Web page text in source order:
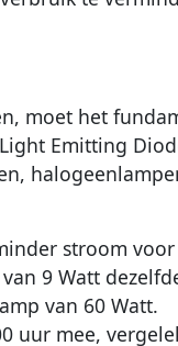
moet het
Emitting
stroom
9 Watt
van 60 Watt.
uur mee,